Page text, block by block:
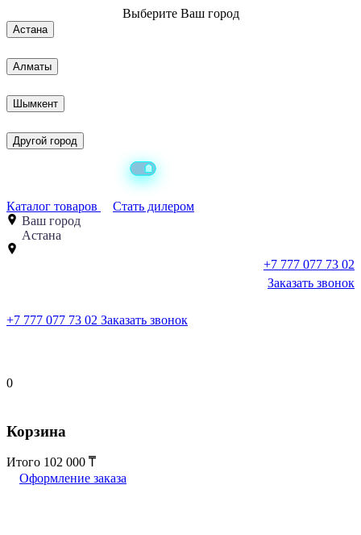
Выберите Ваш город
Астана
Алматы
Шымкент
Другой город
Каталог товаров
Стать дилером
Ваш город
Астана
+7 777 077 73 02
Заказать звонок
+7 777 077 73 02 Заказать звонок
0
Корзина
Итого 102 000
Оформление заказа